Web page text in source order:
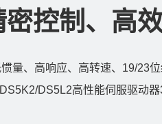
密控制、高
量、高响应、高转速、19/23
DS5L2高性能伺服驱动器